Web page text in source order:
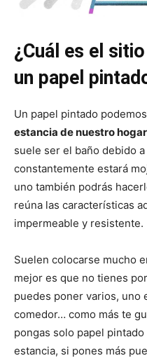
¿Cuál es el
un papel
Un papel pintado
estancia de nuestro hogar
suele ser el baño debido a
constantemente estará
uno también podrás
reúna las características
impermeable y resistente.
Suelen colocarse mucho
mejor es que no tienes
puedes poner varios, uno
comedor… como más te
pongas solo papel
estancia, si pones más